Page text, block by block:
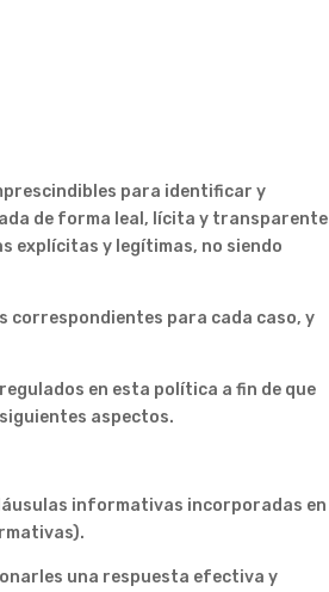
para identificar y
de forma leal, lícita y transparente
explícitas y legítimas, no siendo
correspondientes para cada caso, y
en esta política a fin de que
aspectos.
informativas incorporadas en
una respuesta efectiva y